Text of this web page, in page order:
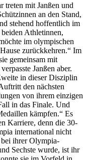
mit Janßen und
an den Stand,
stehend hoffentlich im
Athletinnen,
im olympischen
zurückkehren.“ Im
gemeinsam mit
Janßen aber.
in dieser Disziplin
den nächsten
von ihrem einzigen
in das Finale. Und
kämpfen.“ Es
Karriere, denn die 30-
international nicht
ihrer Olympia-
Sechste wurde, ist ihr